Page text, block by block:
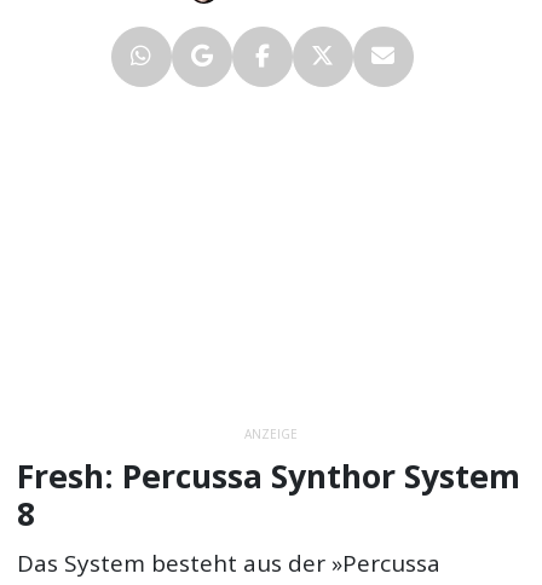
ANZEIGE
Fresh: Percussa Synthor System
8
Das System besteht aus der »Percussa